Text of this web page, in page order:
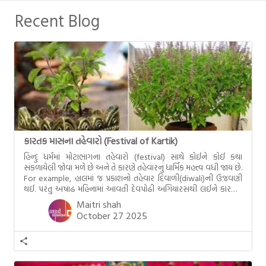
Recent Blog
કારતક માસના તહેવારો (Festival of Kartik)
હિન્દુ ધર્મમાં મોટાભાગના તહેવારો (festival) સાથે કોઈને કોઈ કથા
સંકળાયેલી જોવા મળે છે અને તે કારણે તહેવારનું ધાર્મિક મહત્ત્વ વધી જાય છે.
For example, હાલમાં જ પ્રકાશનો તહેવાર દિવાળી(diwali)ની ઉજવણી
થઈ. પરંતુ અષાઢ મહિનામાં આવતી દેવપોઢી અગિયારસથી લઈને કારતિક
સુદ અગિયારસના રોજ આવતી દેવ ઊઠી અગિયારસ વચ્ચે મોટેભાગે
યજ્ઞોપવીત સંસ્કાર, લગ્ન, દીક્ષાગ્રહણ, યજ્ઞ, ગૃહપ્રવેશ જેવા […]
Maitri shah
October 27 2025